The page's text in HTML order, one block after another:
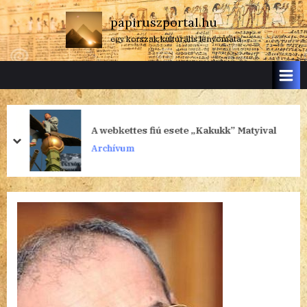
Skip
to
content
papiruszportal.hu
egy korszak kulturális lenyomata
A webkettes fiú esete „Kakukk” Matyival
Archívum
prev
next